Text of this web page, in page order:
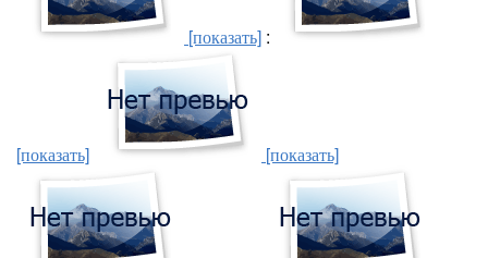
[показать] :
[показать] [показать]